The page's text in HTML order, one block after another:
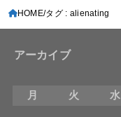
HOME タグ : alienating
アーカイブ
月
火 水